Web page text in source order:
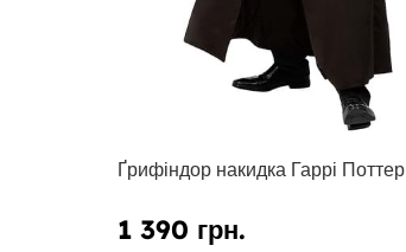
Ґрифіндор накидка Гаррі Поттер
1 390 грн.